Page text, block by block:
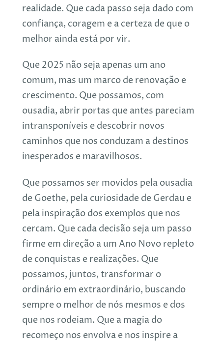
realidade. Que cada passo seja dado com
confiança, coragem e a certeza de que o
melhor ainda está por vir.
Que 2025 não seja apenas um ano
comum, mas um marco de renovação e
crescimento. Que possamos, com
ousadia, abrir portas que antes pareciam
intransponíveis e descobrir novos
caminhos que nos conduzam a destinos
inesperados e maravilhosos.
Que possamos ser movidos pela ousadia
de Goethe, pela curiosidade de Gerdau e
pela inspiração dos exemplos que nos
cercam. Que cada decisão seja um passo
firme em direção a um Ano Novo repleto
de conquistas e realizações. Que
possamos, juntos, transformar o
ordinário em extraordinário, buscando
sempre o melhor de nós mesmos e dos
que nos rodeiam. Que a magia do
recomeço nos envolva e nos inspire a